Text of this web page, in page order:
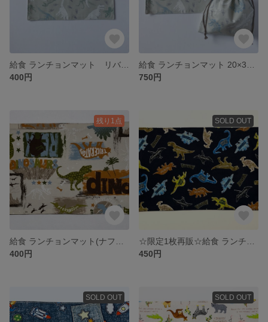
400円
750円
残り1点
400円
SOLD OUT
450円
SOLD OUT SOLD OUT